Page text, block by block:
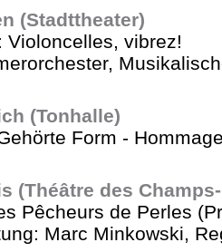
(Stadttheater)
Violoncelles, vibrez!
(Tonhalle)
Form -
(Théâtre des
Pêcheurs de Perles
Marc Minkowski,